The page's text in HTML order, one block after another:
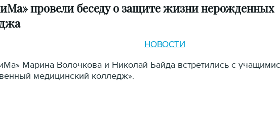
провели беседу о защите жизни нерожденных
НОВОСТИ
Марина Волочкова и Николай Байда встретились с
медицинский колледж».